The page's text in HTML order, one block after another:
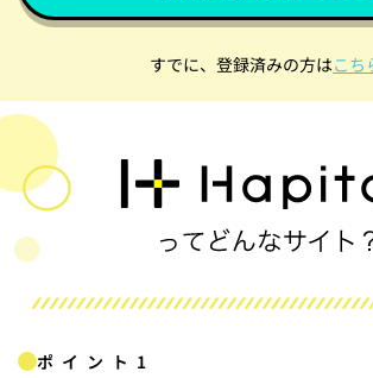
すでに、登録済みの方はこち
ポイント1